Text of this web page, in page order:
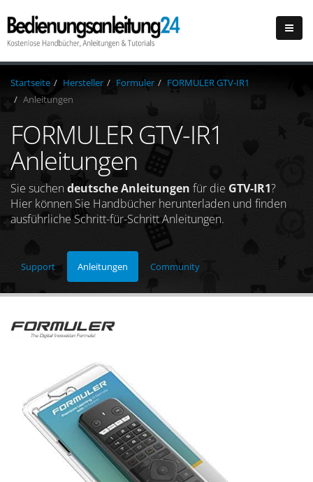
Startseite Hersteller Formuler
FORMULER GTV-IR1
Anleitungen
FORMULER GTV-IR1
Anleitungen
Sie suchendeutsche Anleitungen für die GTV-IR1?
Hier können Sie Handbücher herunterladen und finden
ausführliche Schritt-für-Schritt Anleitungen.
Support Anleitungen Community